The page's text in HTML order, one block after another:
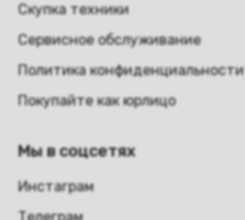
Скупка техники
Сервисное обслуживание
Политика конфиденциальности
Покупайте как юрлицо
Мы в соцсетях
Инстаграм